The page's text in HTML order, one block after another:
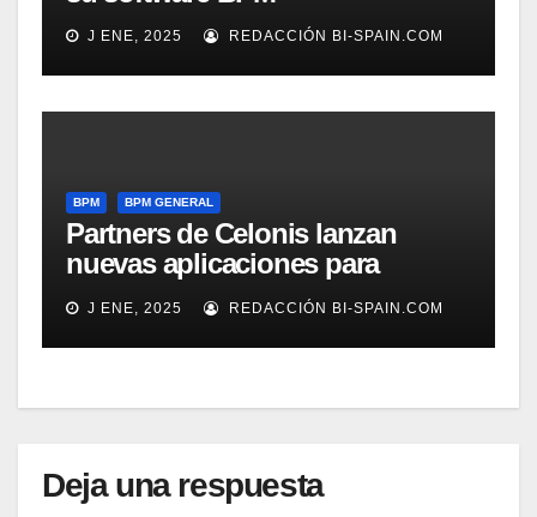
J ENE, 2025 REDACCIÓN BI-SPAIN.COM
BPM BPM GENERAL
Partners de Celonis lanzan
nuevas aplicaciones para
automarizar migración a SAP o
Gestión de Reclamaciones en
Seguros
J ENE, 2025 REDACCIÓN BI-SPAIN.COM
Deja una respuesta